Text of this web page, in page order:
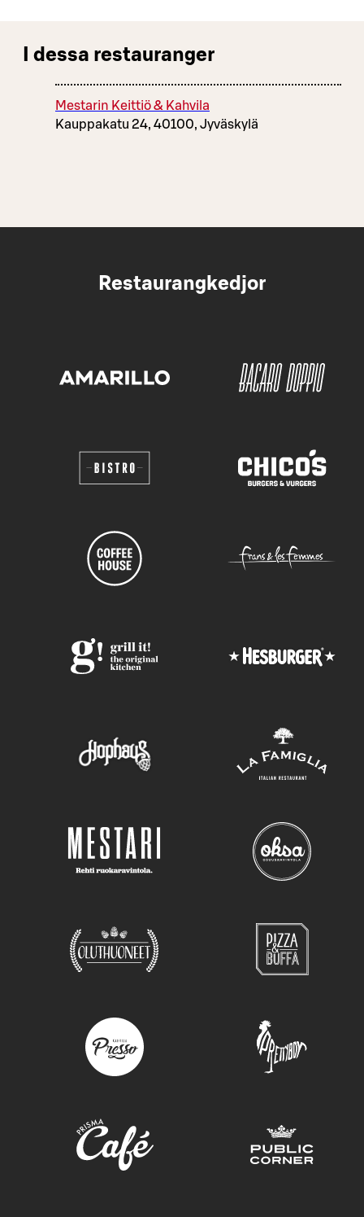
I dessa restauranger
Mestarin Keittiö & Kahvila
Kauppakatu 24, 40100, Jyväskylä
Restaurangkedjor